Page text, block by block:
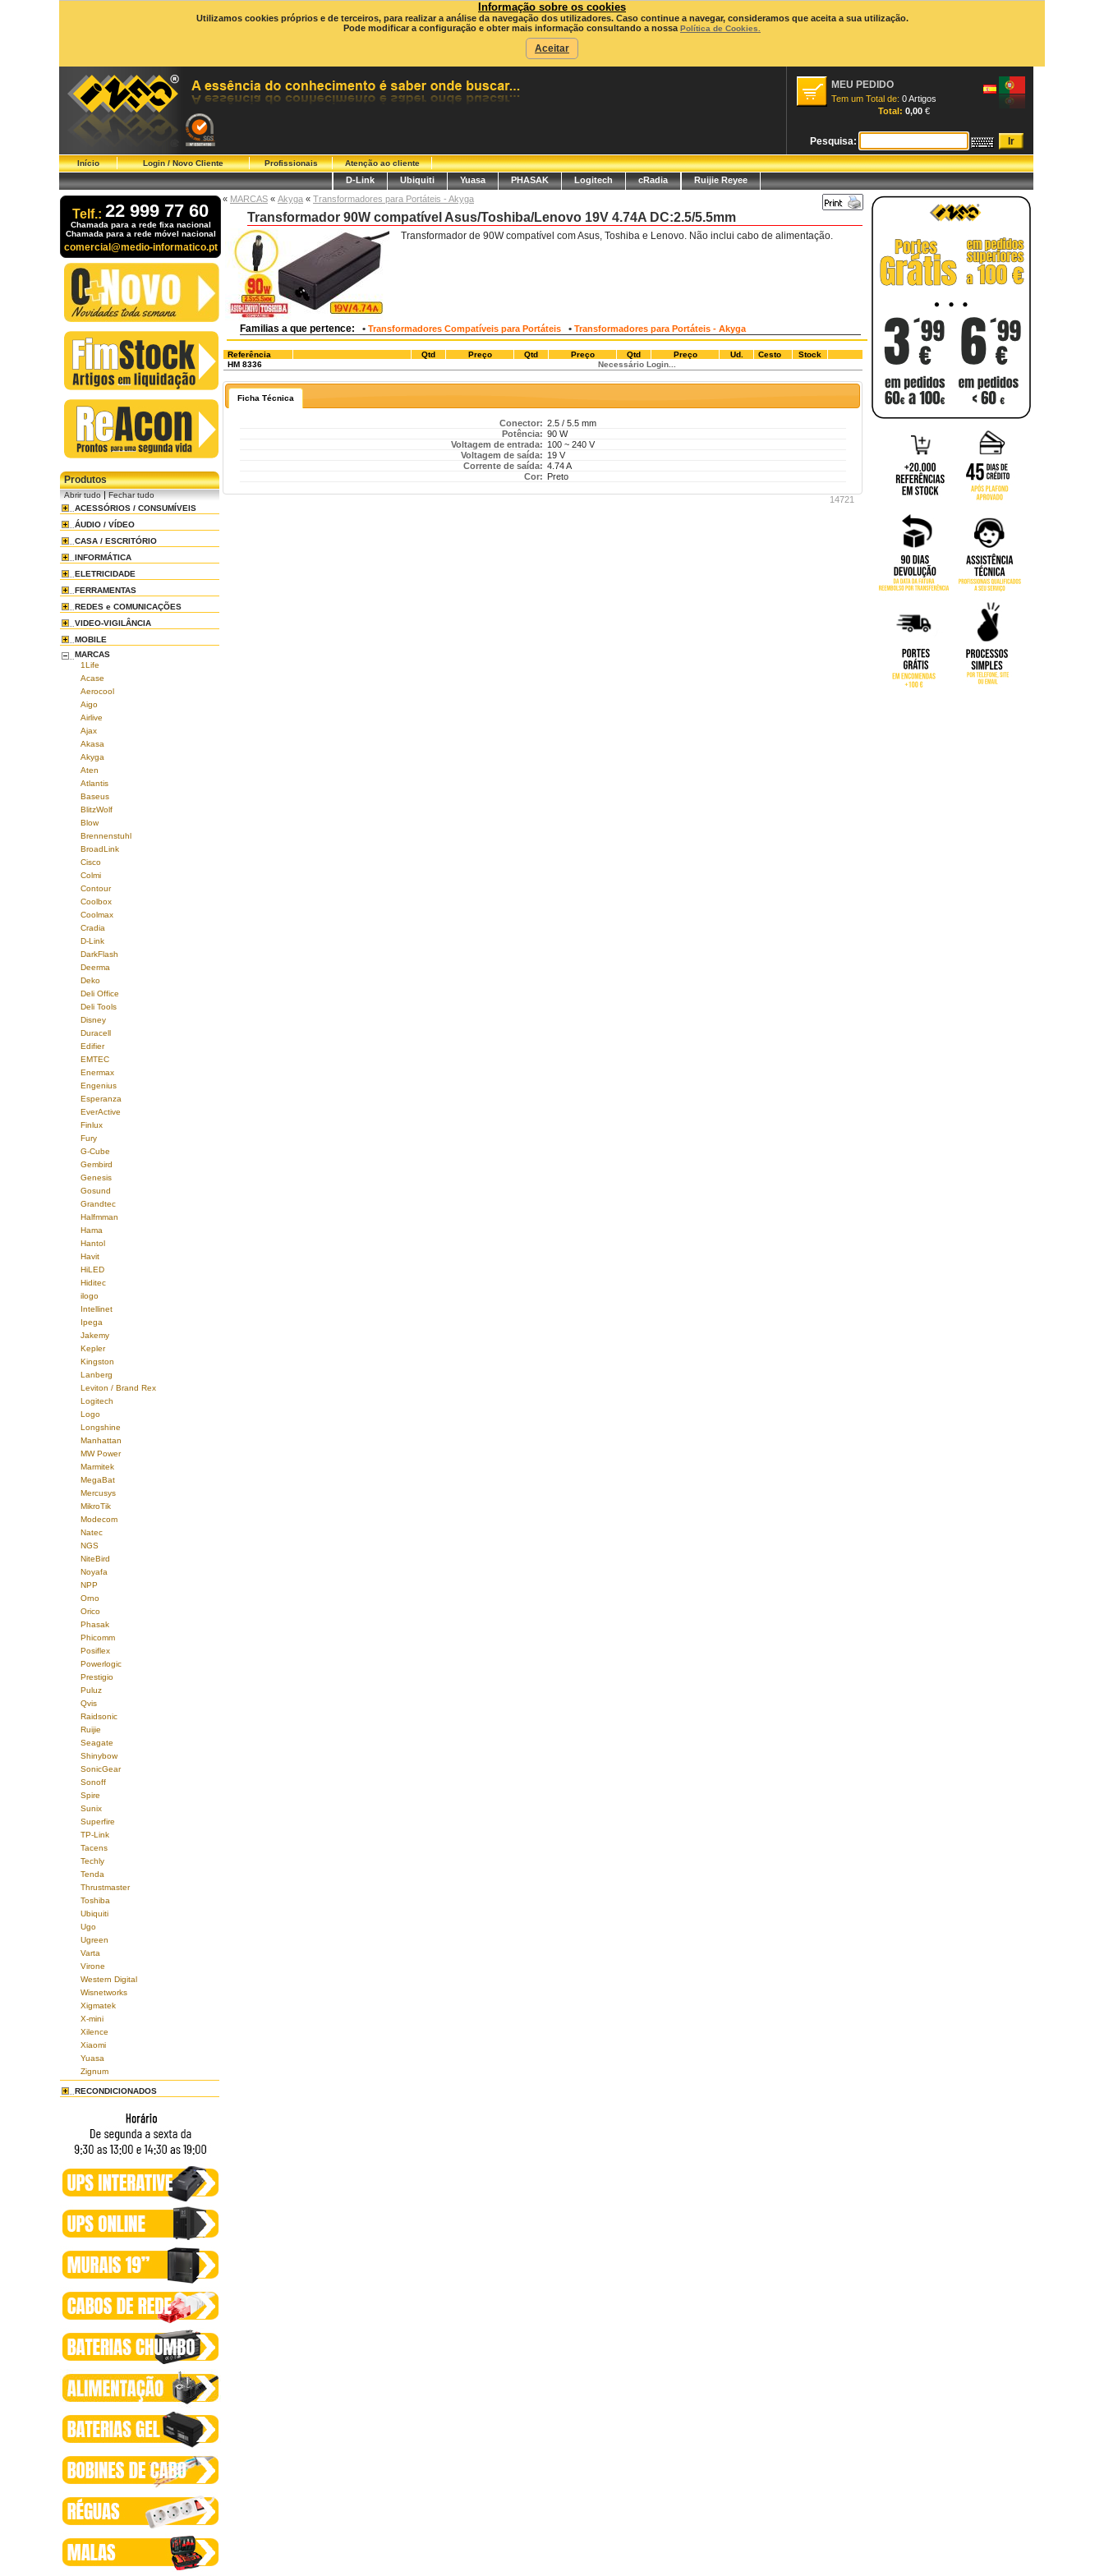
Informação sobre os cookies
Utilizamos cookies próprios e de terceiros, para realizar a análise da navegação dos utilizadores. Caso continue a navegar, consideramos que aceita a sua utilização.
Pode modificar a configuração e obter mais informação consultando a nossa Política de Cookies.
Aceitar
MEU PEDIDO
Tem um Total de: 0 Artigos
Total: 0,00 €
Pesquisa:
Início Login / Novo Cliente Profissionais Atenção ao cliente
D-Link Ubiquiti Yuasa PHASAK Logitech cRadia Ruijie Reyee
Telf.: 22 999 77 60
Chamada para a rede fixa nacional
Chamada para a rede móvel nacional
comercial@medio-informatico.pt
Produtos
Abrir tudo|Fechar tudo
ACESSÓRIOS / CONSUMÍVEIS
ÁUDIO / VÍDEO
CASA / ESCRITÓRIO
INFORMÁTICA
ELETRICIDADE
FERRAMENTAS
REDES e COMUNICAÇÕES
VIDEO-VIGILÂNCIA
MOBILE
MARCAS
1Life
Acase
Aerocool
Aigo
Airlive
Ajax
Akasa
Akyga
Aten
Atlantis
Baseus
BlitzWolf
Blow
Brennenstuhl
BroadLink
Cisco
Colmi
Contour
Coolbox
Coolmax
Cradia
D-Link
DarkFlash
Deerma
Deko
Deli Office
Deli Tools
Disney
Duracell
Edifier
EMTEC
Enermax
Engenius
Esperanza
EverActive
Finlux
Fury
G-Cube
Gembird
Genesis
Gosund
Grandtec
Halfmman
Hama
Hantol
Havit
HiLED
Hiditec
ilogo
Intellinet
Ipega
Jakemy
Kepler
Kingston
Lanberg
Leviton / Brand Rex
Logitech
Logo
Longshine
Manhattan
MW Power
Marmitek
MegaBat
Mercusys
MikroTik
Modecom
Natec
NGS
NiteBird
Noyafa
NPP
Orno
Orico
Phasak
Phicomm
Posiflex
Powerlogic
Prestigio
Puluz
Qvis
Raidsonic
Ruijie
Seagate
Shinybow
SonicGear
Sonoff
Spire
Sunix
Superfire
TP-Link
Tacens
Techly
Tenda
Thrustmaster
Toshiba
Ubiquiti
Ugo
Ugreen
Varta
Virone
Western Digital
Wisnetworks
Xigmatek
X-mini
Xilence
Xiaomi
Yuasa
Zignum
RECONDICIONADOS
« MARCAS « Akyga « Transformadores para Portáteis - Akyga
Transformador 90W compatível Asus/Toshiba/Lenovo 19V 4.74A DC:2.5/5.5mm
Transformador de 90W compatível com Asus, Toshiba e Lenovo. Não inclui cabo de alimentação.
Familias a que pertence: • Transformadores Compatíveis para Portáteis • Transformadores para Portáteis - Akyga
Referência Qtd Preço Qtd Preço Qtd Preço Ud. Cesto
Stock
HM 8336
Necessário Login...
Ficha Técnica
Conector: 2.5 / 5.5 mm
Potência: 90 W
Voltagem de entrada: 100 ~ 240 V
Voltagem de saída: 19 V
Corrente de saída: 4.74 A
Cor: Preto
14721